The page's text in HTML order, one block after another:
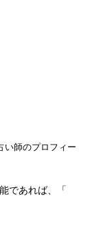
い師のプロフィー
であれば、「